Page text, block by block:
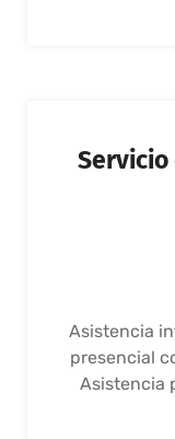
Asistencia
presencial
Asistencia